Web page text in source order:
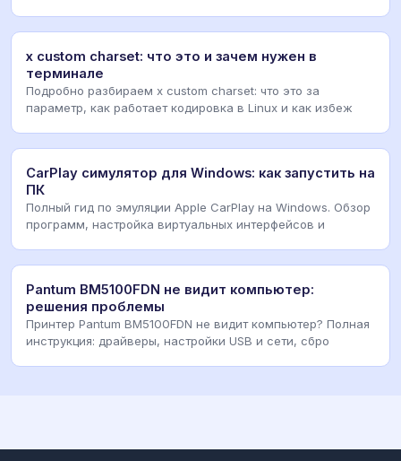
x custom charset: что это и зачем нужен в
терминале
Подробно разбираем x custom charset: что это за
параметр, как работает кодировка в Linux и как избеж
CarPlay симулятор для Windows: как запустить на
ПК
Полный гид по эмуляции Apple CarPlay на Windows. Обзор
программ, настройка виртуальных интерфейсов и
Pantum BM5100FDN не видит компьютер:
решения проблемы
Принтер Pantum BM5100FDN не видит компьютер? Полная
инструкция: драйверы, настройки USB и сети, сбро